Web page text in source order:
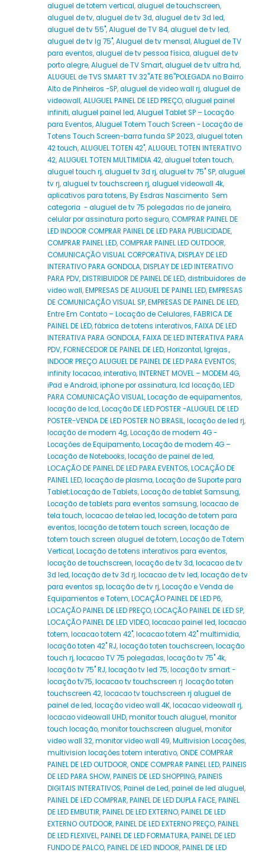
aluguel de totem vertical,aluguel de touchscreen,
aluguel de tv,aluguel de tv 3d,aluguel de tv 3d led,
aluguel de tv 55",Aluguel de TV 84,aluguel de tv led,
aluguel de tv lg 75",Aluguel de tv mensal,Aluguel de TV
para eventos,aluguel de tv pessoa física,aluguel de tv
porto alegre,Aluguel de TV Smart,aluguel de tv ultra hd,
ALUGUEL de TVS SMART TV 32''ATE 86''POLEGADA no Bairro‎
Alto de Pinheiros‎ -SP,aluguel de video wall rj,aluguel de
videowall,ALUGUEL PAINEL DE LED PREÇO,aluguel painel
infiniti,aluguel painel led,Aluguel Tablet SP – Locação
para Eventos,Aluguel Totem Touch Screen - Locação de
Totens Touch Screen-barra funda SP 2023,aluguel toten
42 touch,ALUGUEL TOTEN 42",ALUGUEL TOTEN INTERATIVO
42,ALUGUEL TOTEN MULTIMIDIA 42,aluguel toten touch,
aluguel touch rj,aluguel tv 3d rj,aluguel tv 75" SP,aluguel
tv rj,aluguel tv touchscreen rj,aluguel videowall 4k,
aplicativos para totens,By Esdras Nascimento Sem
categoria - aluguel de tv 75 polegadas rio de janeiro,
celular por assinatura porto seguro,COMPRAR PAINEL DE
LED INDOOR COMPRAR PAINEL DE LED PARA PUBLICIDADE,
COMPRAR PAINEL LED,COMPRAR PAINEL LED OUTDOOR,
COMUNICAÇÃO VISUAL CORPORATIVA,DISPLAY DE LED
INTERATIVO PARA GONDOLA,DISPLAY DE LED INTERATIVO
PARA PDV,DISTRIBUIDOR DE PAINEL DE LED,distribuidores de
video wall,EMPRESAS DE ALUGUEL DE PAINEL LED,EMPRESAS
DE COMUNICAÇÃO VISUAL SP,EMPRESAS DE PAINEL DE LED,
Entre Em Contato – Locação de Celulares,FABRICA DE
PAINEL DE LED,fábrica de totens interativos,FAIXA DE LED
INTERATIVA PARA GONDOLA,FAIXA DE LED INTERATIVA PARA
PDV,FORNECEDOR DE PAINEL DE LED,Horizontal,Igrejas.,
INDOOR PREÇO ALUGUEL DE PAINEL DE LED PARA EVENTOS,
infinity locacao,interativo,INTERNET MOVEL – MODEM 4G,
iPad e Android,iphone por assinatura,lcd locação,LED
PARA COMUNICAÇÃO VISUAL,Locação de equipamentos,
locação de lcd,Locação DE LED POSTER -ALUGUEL DE LED
POSTER-VENDA DE LED POSTER NO BRASIL,locação de led rj,
locação de modem 4g,Locação de modem 4G -
Locações de Equipamento,Locação de modem 4G –
Locação de Notebooks,locação de painel de led,
LOCAÇÃO DE PAINEL DE LED PARA EVENTOS,LOCAÇÃO DE
PAINEL LED,locação de plasma,Locação de Suporte para
Tablet;Locação de Tablets,Locação de tablet Samsung,
Locação de tablets para eventos samsung,locacao de
tela touch,locacao de telao led,locação de totem para
eventos,locação de totem touch screen,locação de
totem touch screen aluguel de totem,Locação de Totem
Vertical,Locação de totens interativos para eventos,
locação de touchscreen,locação de tv 3d,locacao de tv
3d led,locação de tv 3d rj,locacao de tv led,locação de tv
para eventos sp,locação de tv rj,Locação e Venda de
Equipamentos e Totem,LOCAÇÃO PAINEL DE LED P6,
LOCAÇÃO PAINEL DE LED PREÇO,LOCAÇÃO PAINEL DE LED SP,
LOCAÇÃO PAINEL DE LED VIDEO,locacao painel led,locacao
totem,locacao totem 42",locacao totem 42" multimidia,
locação toten 42" RJ,locação toten touchscreen,locação
touch rj,locacao TV 75 polegadas,locação tv 75" 4k,
locação tv 75" RJ,locação tv led 75,locação tv smart -
locação tv75,locacao tv touchscreen rj .locação toten
touchscreen 42,locacao tv touchscreen rj aluguel de
painel de led,locação video wall 4K,locacao videowall rj,
locacao videowall UHD,monitor touch aluguel,monitor
touch locação,monitor touchscreen aluguel,monitor
video wall 32,monitor video wall 49,Multivision Locações,
multivision locações totem interativo,ONDE COMPRAR
PAINEL DE LED OUTDOOR,ONDE COMPRAR PAINEL LED,PAINEIS
DE LED PARA SHOW,PAINEIS DE LED SHOPPING,PAINEIS
DIGITAIS INTERATIVOS,Painel de Led,painel de led aluguel,
PAINEL DE LED COMPRAR,PAINEL DE LED DUPLA FACE,PAINEL
DE LED EMBUTIR,PAINEL DE LED EXTERNO,PAINEL DE LED
EXTERNO OUTDOOR,PAINEL DE LED EXTERNO PREÇO,PAINEL
DE LED FLEXIVEL,PAINEL DE LED FORMATURA,PAINEL DE LED
FUNDO DE PALCO,PAINEL DE LED INDOOR,PAINEL DE LED